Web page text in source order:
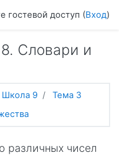
гостевой доступ (Вход)
Словари и
Школа 9
Тема 3
различных чисел